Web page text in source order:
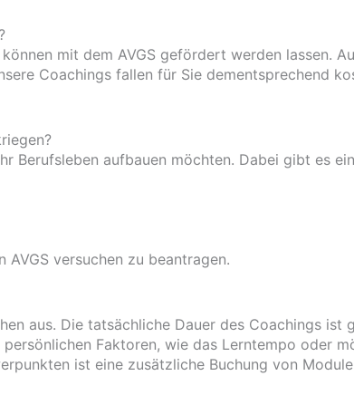
mit dem AVGS gefördert werden lassen.
Coachings fallen für Sie dementsprechend
Berufsleben aufbauen möchten. Dabei gibt es
versuchen zu beantragen.
aus. Die tatsächliche Dauer des Coachings ist
Faktoren, wie das Lerntempo oder
ist eine zusätzliche Buchung von